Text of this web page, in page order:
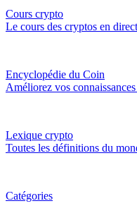
Cours crypto
Le cours des cryptos en direct
Encyclopédie du Coin
Améliorez vos
Lexique crypto
Toutes les définitions du
Catégories